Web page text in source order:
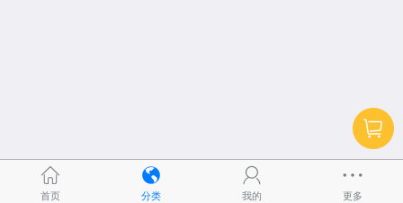
首页 分类 我的 更多